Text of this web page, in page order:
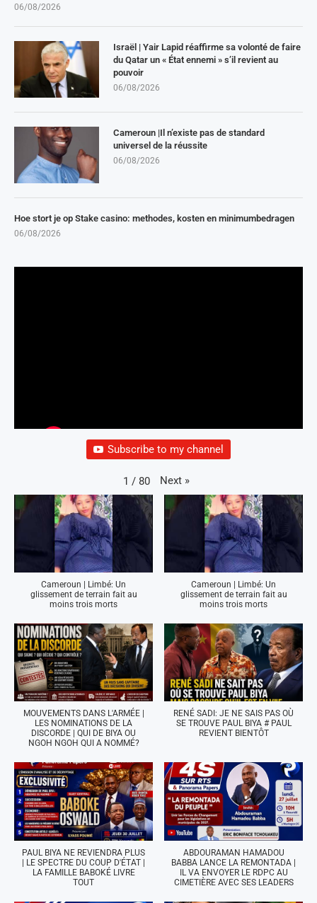
06/08/2026
Israël | Yair Lapid réaffirme sa volonté de faire
du Qatar un « État ennemi » s’il revient au
pouvoir
06/08/2026
Cameroun |Il n’existe pas de standard
universel de la réussite
06/08/2026
Hoe stort je op Stake casino: methodes, kosten en minimumbedragen
06/08/2026
Subscribe to my channel
1 / 80 Next »
Cameroun | Limbé: Un
glissement de terrain fait au
moins trois morts
Cameroun | Limbé: Un
glissement de terrain fait au
moins trois morts
MOUVEMENTS DANS L'ARMÉE |
LES NOMINATIONS DE LA
DISCORDE | QUI DE BIYA OU
NGOH NGOH QUI A NOMMÉ?
RENÉ SADI: JE NE SAIS PAS OÙ
SE TROUVE PAUL BIYA # PAUL
REVIENT BIENTÔT
PAUL BIYA NE REVIENDRA PLUS
| LE SPECTRE DU COUP D'ÉTAT |
LA FAMILLE BABOKÉ LIVRE
TOUT
ABDOURAMAN HAMADOU
BABBA LANCE LA REMONTADA |
IL VA ENVOYER LE RDPC AU
CIMETIÈRE AVEC SES LEADERS